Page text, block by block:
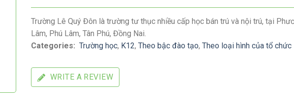
Trường Lê Quý Đôn là trường tư thục nhiều cấp học bán trú và nội trú, tại
Lâm, Phú Lâm, Tân Phú, Đồng Nai.
Categories: Trường học, K12, Theo bậc đào tạo, Theo loại hình của tổ chức
WRITE A REVIEW